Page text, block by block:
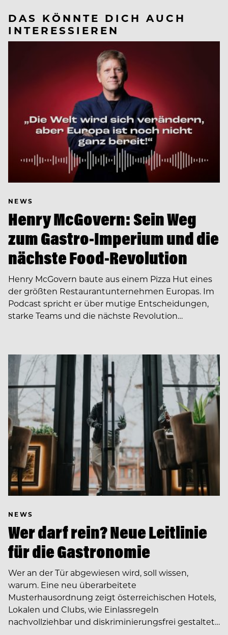
DAS KÖNNTE DICH AUCH
INTERESSIEREN
NEWS
Henry McGovern: Sein Weg
zum Gastro-Imperium und die
nächste Food-Revolution
Henry McGovern baute aus einem Pizza Hut eines
der größten Restaurantunternehmen Europas. Im
Podcast spricht er über mutige Entscheidungen,
starke Teams und die nächste Revolution…
NEWS
Wer darf rein? Neue Leitlinie
für die Gastronomie
Wer an der Tür abgewiesen wird, soll wissen,
warum. Eine neu überarbeitete
Musterhausordnung zeigt österreichischen Hotels,
Lokalen und Clubs, wie Einlassregeln
nachvollziehbar und diskriminierungsfrei gestaltet…